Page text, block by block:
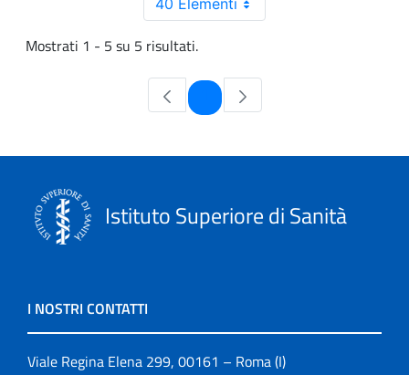
40 Elementi
Mostrati 1 - 5 su 5 risultati.
Pagina
Istituto Superiore di Sanità
I NOSTRI CONTATTI
Viale Regina Elena 299, 00161 – Roma (I)